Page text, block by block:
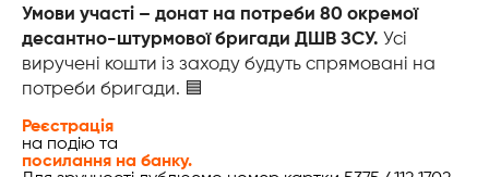
Умови участі – донат на потреби 80 окремої
десантно-штурмової бригади ДШВ ЗСУ. Усі
виручені кошти із заходу будуть спрямовані на
потреби бригади. 🟦
Реєстрація
на подію та
посилання на банку.